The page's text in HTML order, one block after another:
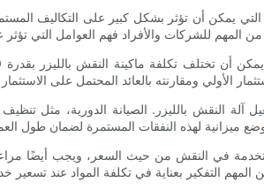
فهناك العديد من المتغيرات التشغيلية التي يمكن أن تؤثر بشكل كبير
آلة النقش بالليزر. الصيانة الدورية، مثل
في النقش من حيث السعر، ويجب أيضًا مراعاة